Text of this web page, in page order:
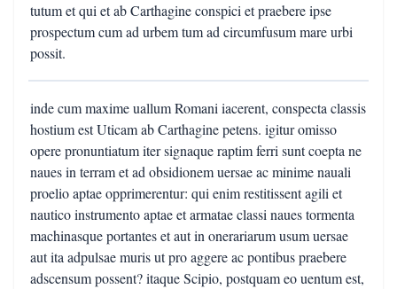
tutum et qui et ab Carthagine conspici et praebere ipse
prospectum cum ad urbem tum ad circumfusum mare urbi
possit.
inde cum maxime uallum Romani iacerent, conspecta classis
hostium est Uticam ab Carthagine petens. igitur omisso
opere pronuntiatum iter signaque raptim ferri sunt coepta ne
naues in terram et ad obsidionem uersae ac minime nauali
proelio aptae opprimerentur: qui enim restitissent agili et
nautico instrumento aptae et armatae classi naues tormenta
machinasque portantes et aut in onerariarum usum uersae
aut ita adpulsae muris ut pro aggere ac pontibus praebere
adscensum possent? itaque Scipio, postquam eo uentum est,